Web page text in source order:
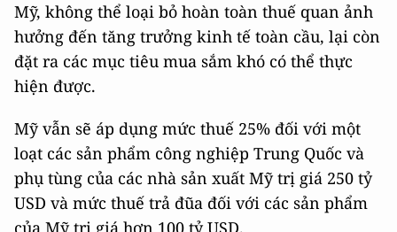
Mỹ, không thể loại bỏ hoàn toàn thuế quan ảnh
hưởng đến tăng trưởng kinh tế toàn cầu, lại còn
đặt ra các mục tiêu mua sắm khó có thể thực
hiện được.
Mỹ vẫn sẽ áp dụng mức thuế 25% đối với một
loạt các sản phẩm công nghiệp Trung Quốc và
phụ tùng của các nhà sản xuất Mỹ trị giá 250 tỷ
USD và mức thuế trả đũa đối với các sản phẩm
của Mỹ trị giá hơn 100 tỷ USD.